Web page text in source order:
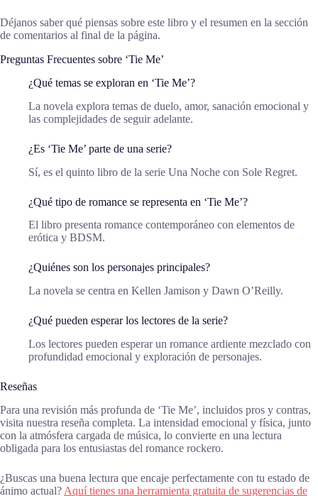
Déjanos saber qué piensas sobre este libro y el resumen en la sección
de comentarios al final de la página.
Preguntas Frecuentes sobre ‘Tie Me’
¿Qué temas se exploran en ‘Tie Me’?
La novela explora temas de duelo, amor, sanación emocional y
las complejidades de seguir adelante.
¿Es ‘Tie Me’ parte de una serie?
Sí, es el quinto libro de la serie Una Noche con Sole Regret.
¿Qué tipo de romance se representa en ‘Tie Me’?
El libro presenta romance contemporáneo con elementos de
erótica y BDSM.
¿Quiénes son los personajes principales?
La novela se centra en Kellen Jamison y Dawn O’Reilly.
¿Qué pueden esperar los lectores de la serie?
Los lectores pueden esperar un romance ardiente mezclado con
profundidad emocional y exploración de personajes.
Reseñas
Para una revisión más profunda de ‘Tie Me’, incluidos pros y contras,
visita nuestra reseña completa. La intensidad emocional y física, junto
con la atmósfera cargada de música, lo convierte en una lectura
obligada para los entusiastas del romance rockero.
¿Buscas una buena lectura que encaje perfectamente con tu estado de
ánimo actual? Aquí tienes una herramienta gratuita de sugerencias de